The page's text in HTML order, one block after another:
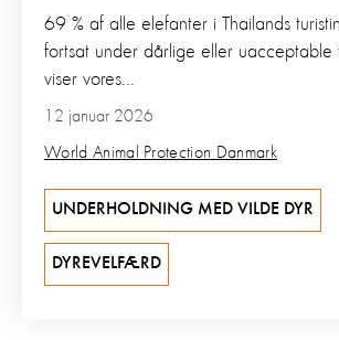
12 januar 2026
World Animal Protection Danmark
69 % af alle elefanter i Thailands
fortsat under dårlige eller uacceptable
viser vores...
UNDERHOLDNING MED VILDE DYR
DYREVELFÆRD